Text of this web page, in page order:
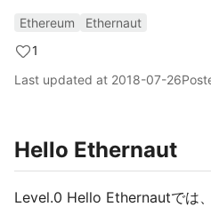
Ethereum
Ethernaut
1
Last updated at 2018-07-26
Hello Ethernaut
Level.0 Hello Ethernautでは